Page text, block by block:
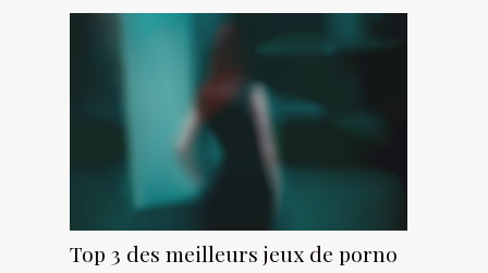
Top 3 des meilleurs jeux de porno